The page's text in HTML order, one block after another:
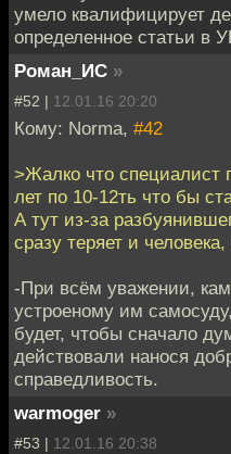
умело квалифицирует
определенное статьи в
Роман_ИС »
#52 | 12.01.16 20:20
Кому: Norma, #42
>Жалко что специалист
лет по 10-12ть что бы
А тут из-за
сразу теряет и
-При всём уважении,
устроеному им
будет, чтобы сначало
действовали нанося
справедливость.
warmoger »
#53 | 12.01.16 20:38